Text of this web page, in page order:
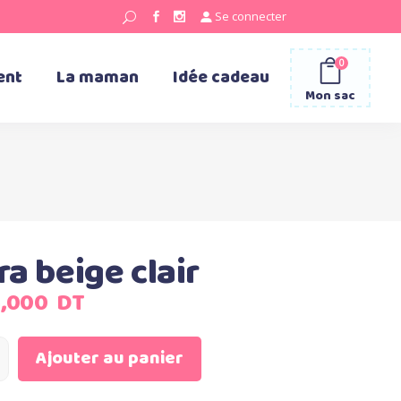
Se connecter
La maman Idée cadeau
Mon sac
0
beige clair
:
DT
actuel
est :
Ajouter au panier